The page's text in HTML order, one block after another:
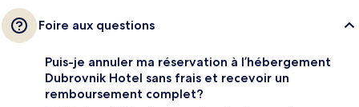
Foire aux questions
Puis-je annuler ma réservation à l’hébergement
Dubrovnik Hotel sans frais et recevoir un
remboursement complet?